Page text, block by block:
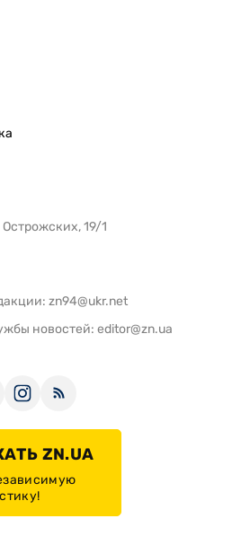
19/1
zn94@ukr.net
новостей: editor@zn.ua
ZN.UA